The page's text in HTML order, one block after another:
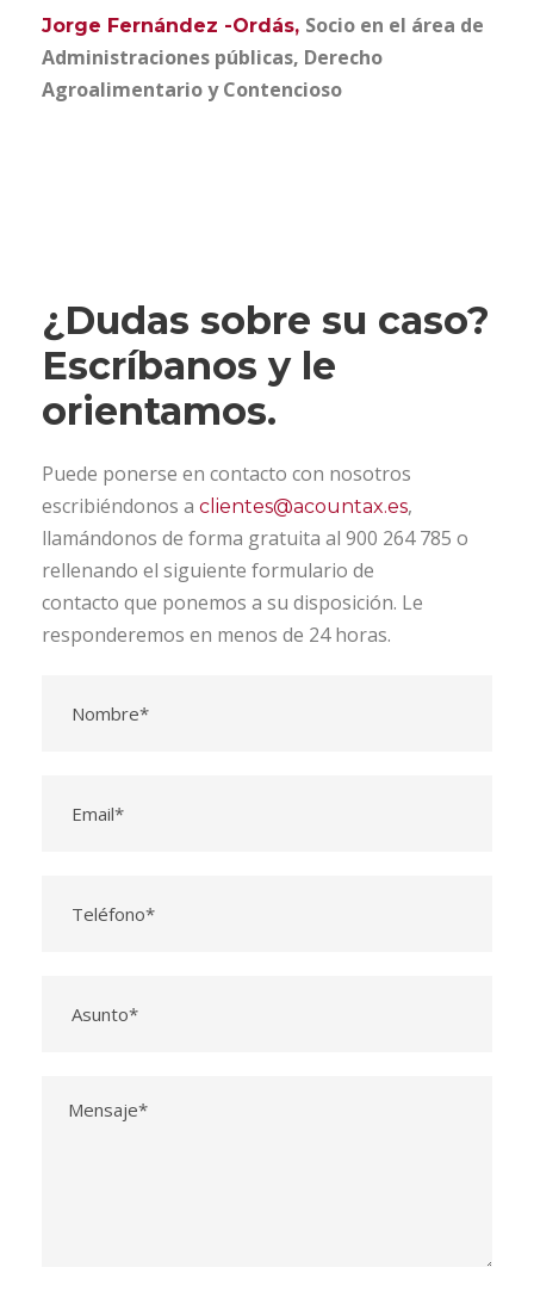
Jorge Fernández -Ordás, Socio en el área de
Administraciones públicas, Derecho
Agroalimentario y Contencioso
¿Dudas sobre su caso?
Escríbanos y le
orientamos.
Puede ponerse en contacto con nosotros
escribiéndonos a clientes@acountax.es,
llamándonos de forma gratuita al 900 264 785 o
rellenando el siguiente formulario de
contacto que ponemos a su disposición. Le
responderemos en menos de 24 horas.